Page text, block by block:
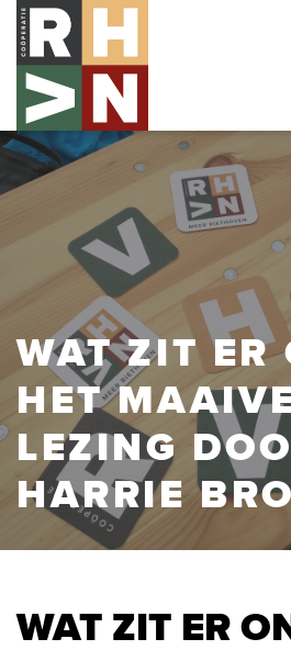
WAT ZIT ER
HET
LEZING
HARRIE
WAT ZIT ER